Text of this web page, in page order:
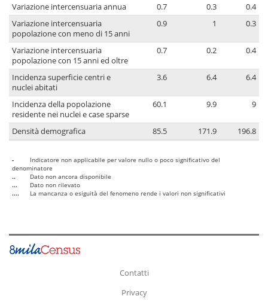
Variazione intercensuaria annua
0.7 0.3
0.4
Variazione intercensuaria
popolazione con meno di 15 anni
0.9 1 0.3
Variazione intercensuaria
popolazione con 15 anni ed oltre
0.7 0.2 0.4
Incidenza superficie centri e
nuclei abitati
3.6 6.4 6.4
Incidenza della popolazione
residente nei nuclei e case sparse
60.1 9.9 9
Densità demografica 85.5 171.9 196.8
-
Indicatore non applicabile per valore nullo o poco significativo del
denominatore
..
Dato non ancora disponibile
...
Dato non rilevato
....
La mancanza o esiguità del fenomeno rende i valori non significativi
Contatti
Privacy